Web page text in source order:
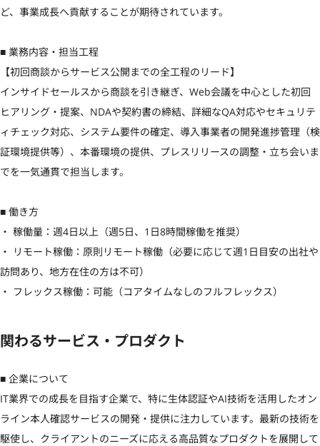
ど、事業成長へ貢献することが期待されています。
■ 業務内容・担当工程
【初回商談からサービス公開までの全工程のリード】
インサイドセールスから商談を引き継ぎ、Web会議を中心とした初回
ヒアリング・提案、NDAや契約書の締結、詳細なQA対応やセキュリテ
ィチェック対応、システム要件の確定、導入事業者の開発進捗管理（検
証環境提供等）、本番環境の提供、プレスリリースの調整・立ち会いま
でを一気通貫で担当します。
■ 働き方
・ 稼働量：週4日以上（週5日、1日8時間稼働を推奨）
・ リモート稼働：原則リモート稼働（必要に応じて週1日目安の出社や
訪問あり、地方在住の方は不可）
・ フレックス稼働：可能（コアタイムなしのフルフレックス）
関わるサービス・プロダクト
■ 企業について
IT業界での成長を目指す企業で、特に生体認証やAI技術を活用したオン
ライン本人確認サービスの開発・提供に注力しています。最新の技術を
駆使し、クライアントのニーズに応える高品質なプロダクトを展開して